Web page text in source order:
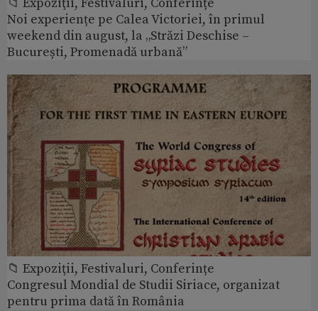
Noi experiențe pe Calea Victoriei, în primul
weekend din august, la „Străzi Deschise –
București, Promenadă urbană”
📁 Expoziţii, Festivaluri, Conferințe
Congresul Mondial de Studii Siriace, organizat
pentru prima dată în România